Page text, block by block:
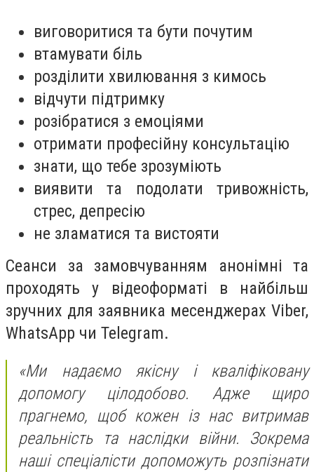
виговоритися та бути почутим
втамувати біль
розділити хвилювання з кимось
відчути підтримку
розібратися з емоціями
отримати професійну консультацію
знати, що тебе зрозуміють
виявити та подолати тривожність,
стрес, депресію
не зламатися та вистояти
Сеанси за замовчуванням анонімні та
проходять у відеоформаті в найбільш
зручних для заявника месенджерах Viber,
WhatsApp чи Telegram.
«Ми надаємо якісну і кваліфіковану
допомогу цілодобово. Адже щиро
прагнемо, щоб кожен із нас витримав
реальність та наслідки війни. Зокрема
наші спеціалісти допоможуть розпізнати